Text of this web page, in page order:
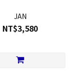
JAN
NT$3,580